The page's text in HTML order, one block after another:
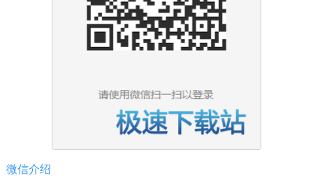
微信介绍